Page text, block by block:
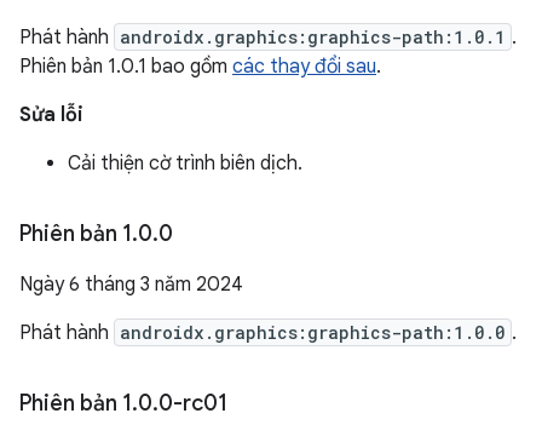
Phát hành androidx.graphics:graphics-path:1.0.1 .
Phiên bản 1.0.1 bao gồm các thay đổi sau.
Sửa lỗi
Cải thiện cờ trình biên dịch.
Phiên bản 1.0.0
Ngày 6 tháng 3 năm 2024
Phát hành androidx.graphics:graphics-path:1.0.0 .
Phiên bản 1.0.0-rc01